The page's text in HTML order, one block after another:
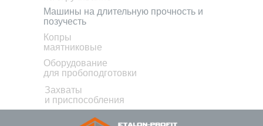
Копры
маятниковые
Оборудование
для пробоподготовки
Захваты
и приспособления
Машины на длительную прочность и
позучесть